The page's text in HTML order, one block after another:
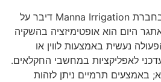
דיבר על
היום הוא אופטימיזציה בהשקיה
נעשית באמצעות לווין או
לאפליקציות במחשבי החקלאים.
; באמצעים תרמיים ניתן לזהות